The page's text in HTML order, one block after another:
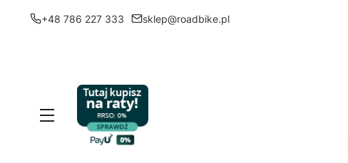
+48 786 227 333 sklep@roadbike.pl
Menu